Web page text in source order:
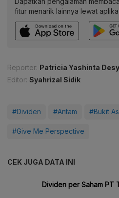
fitur menarik lainnya lewat
Reporter: Patricia Yashinta
Editor: Syahrizal Sidik
#Dividen #Antam #Bukit
#Give Me Perspective
CEK JUGA DATA INI